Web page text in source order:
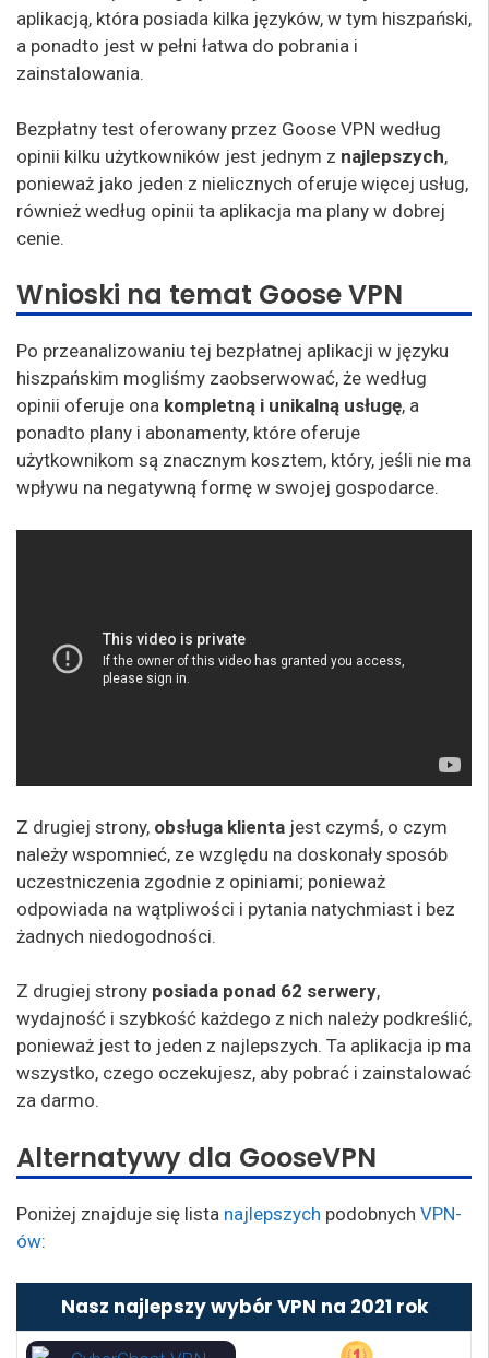
aplikacją, która posiada kilka języków, w tym hiszpański,
a ponadto jest w pełni łatwa do pobrania i
zainstalowania.
Bezpłatny test oferowany przez Goose VPN według
opinii kilku użytkowników jest jednym z najlepszych,
ponieważ jako jeden z nielicznych oferuje więcej usług,
również według opinii ta aplikacja ma plany w dobrej
cenie.
Wnioski na temat Goose VPN
Po przeanalizowaniu tej bezpłatnej aplikacji w języku
hiszpańskim mogliśmy zaobserwować, że według
opinii oferuje ona kompletną i unikalną usługę, a
ponadto plany i abonamenty, które oferuje
użytkownikom są znacznym kosztem, który, jeśli nie ma
wpływu na negatywną formę w swojej gospodarce.
Z drugiej strony, obsługa klienta jest czymś, o czym
należy wspomnieć, ze względu na doskonały sposób
uczestniczenia zgodnie z opiniami; ponieważ
odpowiada na wątpliwości i pytania natychmiast i bez
żadnych niedogodności.
Z drugiej strony posiada ponad 62 serwery,
wydajność i szybkość każdego z nich należy podkreślić,
ponieważ jest to jeden z najlepszych. Ta aplikacja ip ma
wszystko, czego oczekujesz, aby pobrać i zainstalować
za darmo.
Alternatywy dla GooseVPN
Poniżej znajduje się lista najlepszych podobnych VPN-
ów:
Nasz najlepszy wybór VPN na 2021 rok